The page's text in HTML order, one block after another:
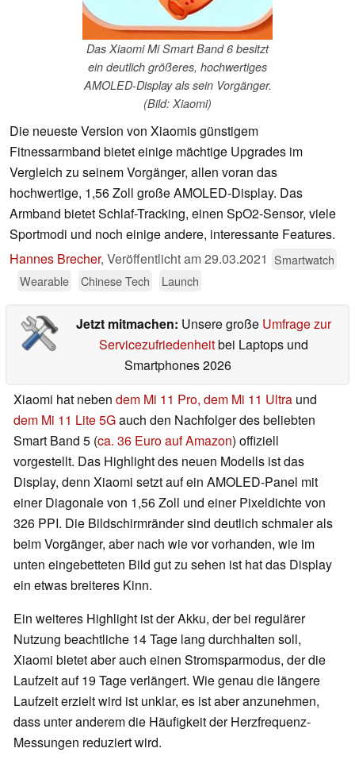
Das Xiaomi Mi Smart Band 6 besitzt
ein deutlich größeres, hochwertiges
AMOLED-Display als sein Vorgänger.
(Bild: Xiaomi)
Die neueste Version von Xiaomis günstigem
Fitnessarmband bietet einige mächtige Upgrades im
Vergleich zu seinem Vorgänger, allen voran das
hochwertige, 1,56 Zoll große AMOLED-Display. Das
Armband bietet Schlaf-Tracking, einen SpO2-Sensor, viele
Sportmodi und noch einige andere, interessante Features.
Hannes Brecher, Veröffentlicht am29.03.2021 Smartwatch
Wearable
Chinese Tech Launch
Jetzt mitmachen: Unsere große Umfrage zur
Servicezufriedenheitbei Laptops und
Smartphones 2026
Xiaomi hat neben dem Mi 11 Pro, dem Mi 11 Ultra und
dem Mi 11 Lite 5Gauch den Nachfolger des beliebten
Smart Band 5 (ca. 36 Euro auf Amazon) offiziell
vorgestellt. Das Highlight des neuen Modells ist das
Display, denn Xiaomi setzt auf ein AMOLED-Panel mit
einer Diagonale von 1,56 Zoll und einer Pixeldichte von
326 PPI. Die Bildschirmränder sind deutlich schmaler als
beim Vorgänger, aber nach wie vor vorhanden, wie im
unten eingebetteten Bild gut zu sehen ist hat das Display
ein etwas breiteres Kinn.
Ein weiteres Highlight ist der Akku, der bei regulärer
Nutzung beachtliche 14 Tage lang durchhalten soll,
Xiaomi bietet aber auch einen Stromsparmodus, der die
Laufzeit auf 19 Tage verlängert. Wie genau die längere
Laufzeit erzielt wird ist unklar, es ist aber anzunehmen,
dass unter anderem die Häufigkeit der Herzfrequenz-
Messungen reduziert wird.